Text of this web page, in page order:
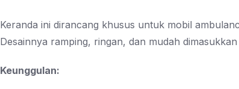
Keranda ini dirancang khusus untuk mobil
Desainnya ramping, ringan, dan mudah
Keunggulan: